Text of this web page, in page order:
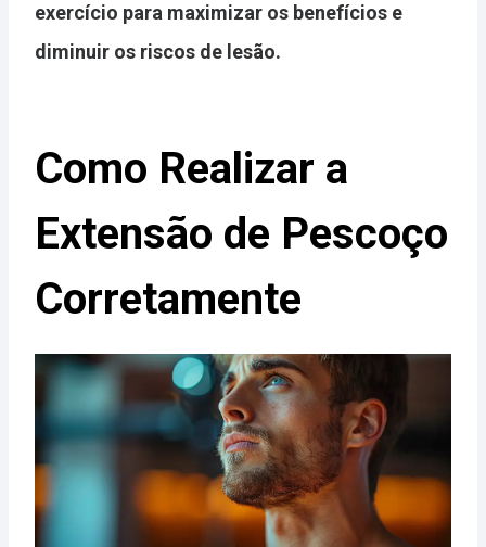
exercício para maximizar os benefícios e
diminuir os riscos de lesão.
Como Realizar a
Extensão de Pescoço
Corretamente